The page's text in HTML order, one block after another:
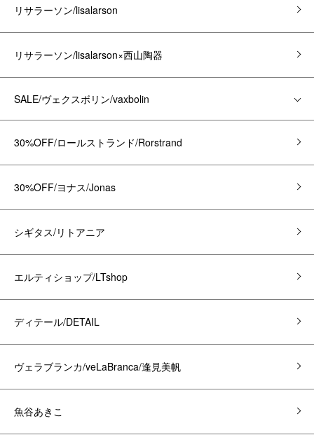
リサラーソン/lisalarson
リサラーソン/lisalarson×西山陶器
SALE/ヴェクスボリン/vaxbolin
30%OFF/ロールストランド/Rorstrand
30%OFF/ヨナス/Jonas
シギタス/リトアニア
エルティショップ/LTshop
ディテール/DETAIL
ヴェラブランカ/veLaBranca/逢見美帆
魚谷あきこ